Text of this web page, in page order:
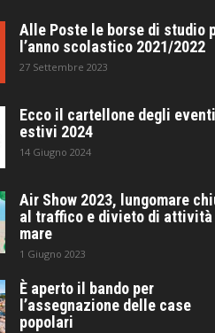
Alle Poste le borse di studio
l’anno scolastico 2021/2022
27 Settembre 2023
Ecco il cartellone degli eventi
estivi 2024
14 Giugno 2024
Air Show 2023, lungomare
al traffico e divieto di attività
mare
1 Giugno 2023
È aperto il bando per
l’assegnazione delle case
popolari